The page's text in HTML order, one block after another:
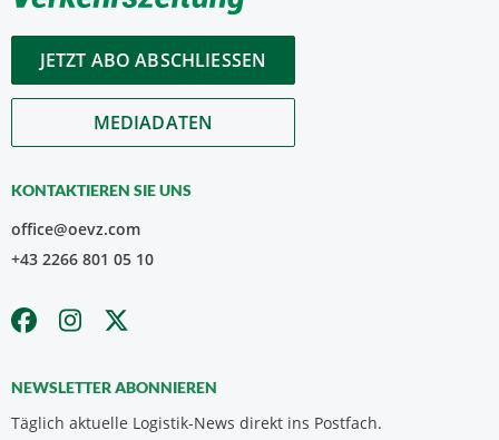
JETZT ABO ABSCHLIESSEN
MEDIADATEN
KONTAKTIEREN SIE UNS
office@oevz.com
+43 2266 801 05 10
NEWSLETTER ABONNIEREN
Täglich aktuelle Logistik-News direkt ins Postfach.